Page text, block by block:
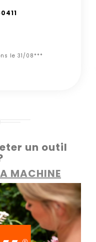
le 31/08***
un outil
MACHINE